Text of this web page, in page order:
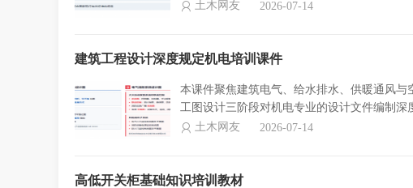
土木网友
2026-07-14
建筑工程设计深度规定机电培训课件
本课件聚焦建筑电气、给水排水、供暖通风
工图设计三阶段对机电专业的设计文件编制
土木网友
2026-07-14
高低开关柜基础知识培训教材